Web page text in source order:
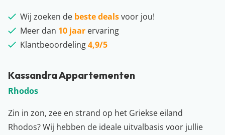
Kassandra Appartementen
Rhodos
Zin in zon, zee en strand op het Griekse eiland
Rhodos? Wij hebben de ideale uitvalbasis voor jullie
Wij zoeken de beste dealsvoor jou!
Meer dan 10 jaar ervaring
Klantbeoordeling4,9/5